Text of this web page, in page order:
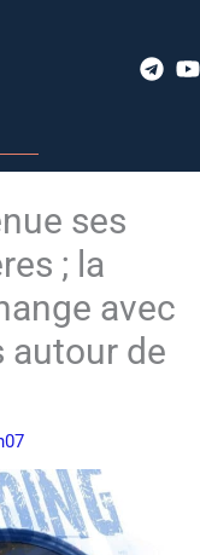
ses
; la
avec
autour de